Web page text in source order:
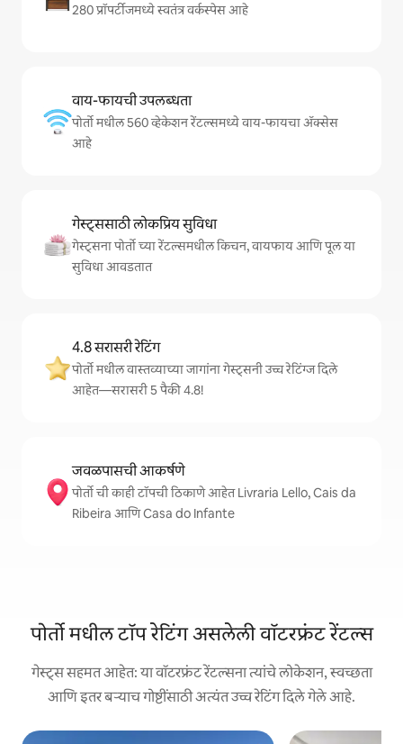
280 प्रॉपर्टीजमध्ये स्वतंत्र वर्कस्पेस आहे
वाय-फायची उपलब्धता
पोर्तो मधील 560 व्हेकेशन रेंटल्समध्ये वाय-फायचा अ‍ॅक्सेस
आहे
गेस्ट्ससाठी लोकप्रिय सुविधा
गेस्ट्सना पोर्तो च्या रेंटल्समधील किचन, वायफाय आणि पूल या
सुविधा आवडतात
4.8 सरासरी रेटिंग
पोर्तो मधील वास्तव्याच्या जागांना गेस्ट्सनी उच्च रेटिंग्ज दिले
आहेत—सरासरी 5 पैकी 4.8!
जवळपासची आकर्षणे
पोर्तो ची काही टॉपची ठिकाणे आहेत Livraria Lello, Cais da
Ribeira आणि Casa do Infante
पोर्तो मधील टॉप रेटिंग असलेली वॉटरफ्रंट रेंटल्स
गेस्ट्स सहमत आहेत: या वॉटरफ्रंट रेंटल्सना त्यांचे लोकेशन, स्वच्छता
आणि इतर बऱ्याच गोष्टींसाठी अत्यंत उच्च रेटिंग दिले गेले आहे.